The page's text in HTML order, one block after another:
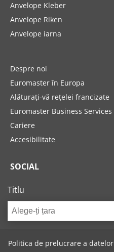
Anvelope Kleber
Anvelope Riken
Anvelope iarna
Despre noi
Euromaster în Europa
Alăturați-vă rețelei francizate
Euromaster Business Services
Cariere
Accesibilitate
SOCIAL
Titlu
Alege-ți țara
Politica de prelucrare a datelor